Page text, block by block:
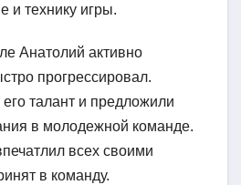
и технику игры.
Анатолий активно
прогрессировал.
талант и предложили
в молодежной команде.
всех своими
в команду.